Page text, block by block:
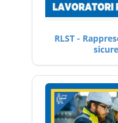
RLST -